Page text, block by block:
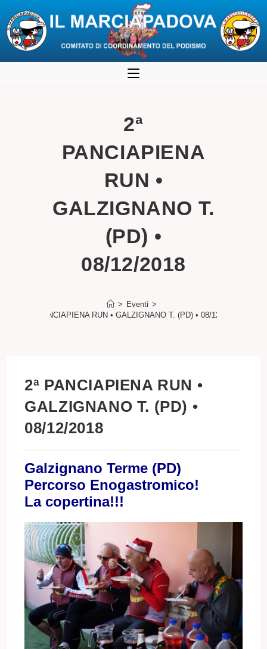
al
2ª
PANCIAPIENA
RUN •
GALZIGNANO T.
(PD) •
08/12/2018
> Eventi >
2ª PANCIAPIENA RUN • GALZIGNANO T. (PD) • 08/12/2018
2ª PANCIAPIENA RUN •
GALZIGNANO T. (PD) •
08/12/2018
Galzignano Terme (PD)
Percorso Enogastromico!
La copertina!!!